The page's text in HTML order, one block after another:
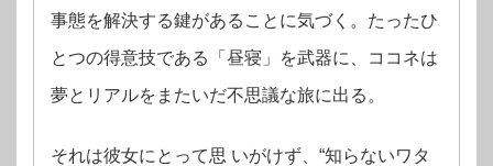
事態を解決する鍵があることに気づく。たったひ
とつの得意技である「昼寝」を武器に、ココネは
夢とリアルをまたいだ不思議な旅に出る。
それは彼女にとって思 いがけず、“知らないワタ